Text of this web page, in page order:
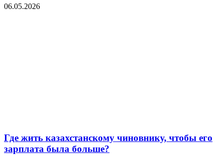
06.05.2026
Где жить казахстанскому чиновнику, чтобы его
зарплата была больше?